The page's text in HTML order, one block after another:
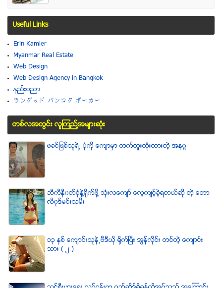
Useful Links
Erin Kamler
Myanmar Real Estate
Web Design
Web Design Agency in Bangkok
နည္းပညာ
ラングッド バンコク ポーカー
တစ္လအတြင္း လူၾကည္႔အမ်ားဆံုး
ဖခင္ျဖစ္သူရဲ႕ ပံုကို ေက်ာမွာ တက္တူးထိုးထားတဲ့ အနဂၢ
ဘီကီနီ၀တ္စံုနဲ႔႐ုိက္ဖို႔ သံုးလေက်ာ္ ေလ့က်င့္ခဲ့ရတယ္ဆို တဲ့ ေဘာ
လိ၀ုဒ္မင္းသမီး
၁၃ ႏွစ္ ေက်ာင္းသူနဲ႕ဗီဒီယို ရိုက္ျပီး အြန္လိုင္း တင္တဲ့ ေက်ာင္း
သား ( ၂ )